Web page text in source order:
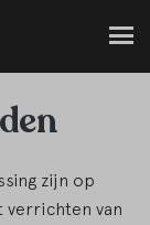
zijn op
verrichten van